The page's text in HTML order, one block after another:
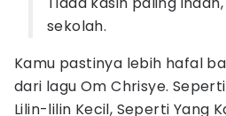
sekolah.
Kamu pastinya lebih hafal
dari lagu Om Chrisye.
Lilin-lilin Kecil, Seperti Yang